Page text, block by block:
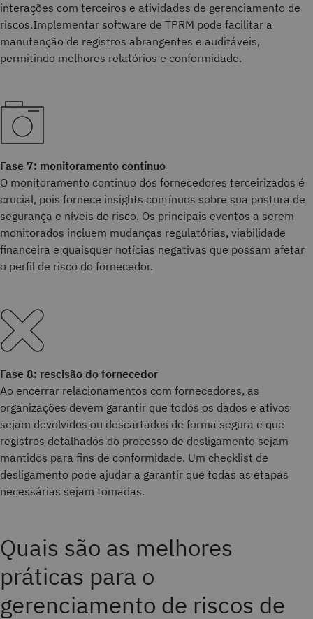
interações com terceiros e atividades de gerenciamento de
riscos.Implementar software de TPRM pode facilitar a
manutenção de registros abrangentes e auditáveis,
permitindo melhores relatórios e conformidade.
Fase 7: monitoramento contínuo
O monitoramento contínuo dos fornecedores terceirizados é
crucial, pois fornece insights contínuos sobre sua postura de
segurança e níveis de risco. Os principais eventos a serem
monitorados incluem mudanças regulatórias, viabilidade
financeira e quaisquer notícias negativas que possam afetar
o perfil de risco do fornecedor.
Fase 8: rescisão do fornecedor
Ao encerrar relacionamentos com fornecedores, as
organizações devem garantir que todos os dados e ativos
sejam devolvidos ou descartados de forma segura e que
registros detalhados do processo de desligamento sejam
mantidos para fins de conformidade. Um checklist de
desligamento pode ajudar a garantir que todas as etapas
necessárias sejam tomadas.
Quais são as melhores
práticas para o
gerenciamento de riscos de